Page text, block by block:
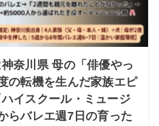
奈川県 母の「俳優やっ
の転機を生んだ家族エピ
イスクール・ミュージ
らバレエ週7日の育った